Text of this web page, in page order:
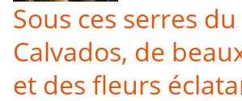
Sous ces serres du
Calvados, de
et des fleurs